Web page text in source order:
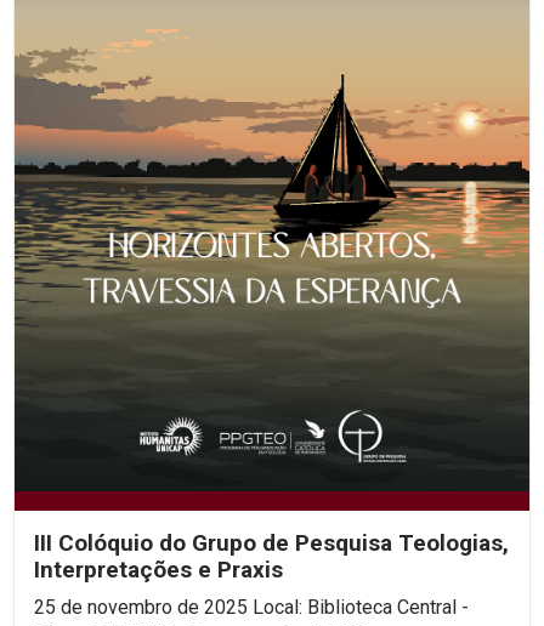
III Colóquio do Grupo de Pesquisa Teologias,
Interpretações e Praxis
25 de novembro de 2025 Local: Biblioteca Central -